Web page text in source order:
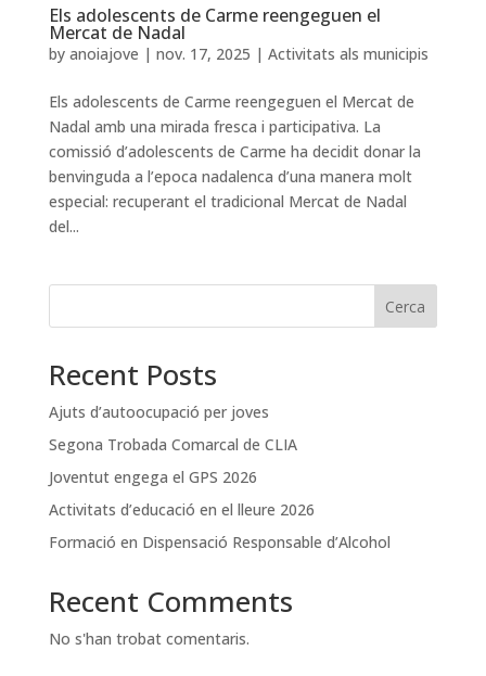
Els adolescents de Carme reengeguen el
Mercat de Nadal
by anoiajove | nov. 17, 2025 | Activitats als municipis
Els adolescents de Carme reengeguen el Mercat de
Nadal amb una mirada fresca i participativa. La
comissió d’adolescents de Carme ha decidit donar la
benvinguda a l’epoca nadalenca d’una manera molt
especial: recuperant el tradicional Mercat de Nadal
del...
Cerca
Recent Posts
Ajuts d’autoocupació per joves
Segona Trobada Comarcal de CLIA
Joventut engega el GPS 2026
Activitats d’educació en el lleure 2026
Formació en Dispensació Responsable d’Alcohol
Recent Comments
No s'han trobat comentaris.